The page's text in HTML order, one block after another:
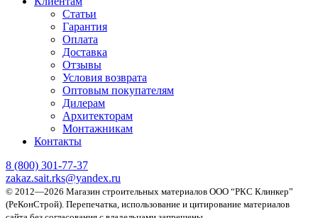
Статьи
Гарантия
Оплата
Доставка
Отзывы
Условия возврата
Оптовым покупателям
Дилерам
Архитекторам
Монтажникам
Контакты
8 (800) 301-77-37
zakaz.sait.rks@yandex.ru
© 2012—2026 Магазин строительных материалов ООО “РКС Клинкер”
(РеКонСтрой). Перепечатка, использование и цитирование материалов